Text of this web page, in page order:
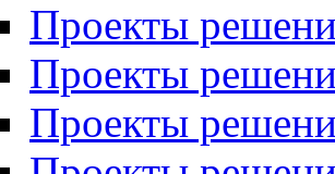
Проекты
Проекты
Проекты